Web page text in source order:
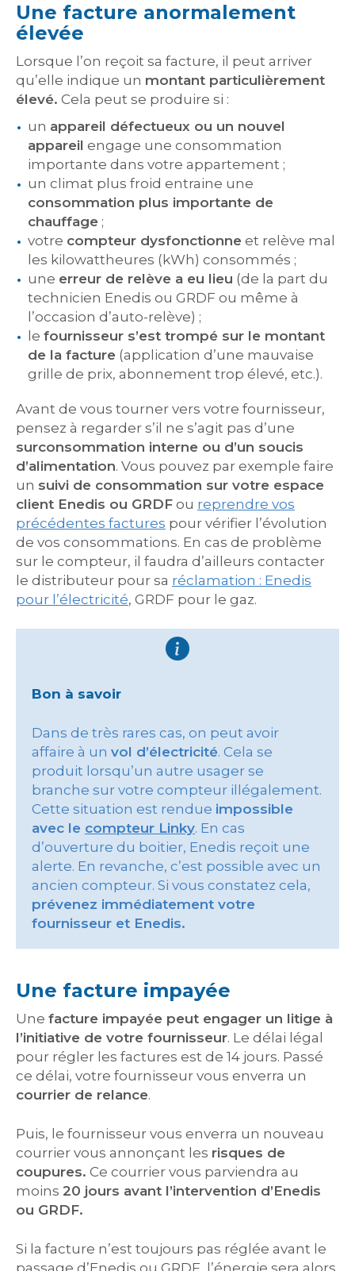
Une facture anormalement
élevée
Lorsque l’on reçoit sa facture, il peut arriver
qu’elle indique un montant particulièrement
élevé. Cela peut se produire si :
un appareil défectueux ou un nouvel
appareil engage une consommation
importante dans votre appartement ;
un climat plus froid entraine une
consommation plus importante de
chauffage ;
votre compteur dysfonctionne et relève mal
les kilowattheures (kWh) consommés ;
une erreur de relève a eu lieu (de la part du
technicien Enedis ou GRDF ou même à
l’occasion d’auto-relève) ;
le fournisseur s’est trompé sur le montant
de la facture (application d’une mauvaise
grille de prix, abonnement trop élevé, etc.).
Avant de vous tourner vers votre fournisseur,
pensez à regarder s’il ne s’agit pas d’une
surconsommation interne ou d’un soucis
d’alimentation. Vous pouvez par exemple faire
un suivi de consommation sur votre espace
client Enedis ou GRDF ou reprendre vos
précédentes factures pour vérifier l’évolution
de vos consommations. En cas de problème
sur le compteur, il faudra d’ailleurs contacter
le distributeur pour sa réclamation : Enedis
pour l’électricité, GRDF pour le gaz.
Bon à savoir
Dans de très rares cas, on peut avoir
affaire à un vol d’électricité. Cela se
produit lorsqu’un autre usager se
branche sur votre compteur illégalement.
Cette situation est rendue impossible
avec le compteur Linky. En cas
d’ouverture du boitier, Enedis reçoit une
alerte. En revanche, c’est possible avec un
ancien compteur. Si vous constatez cela,
prévenez immédiatement votre
fournisseur et Enedis.
Une facture impayée
Une facture impayée peut engager un litige à
l’initiative de votre fournisseur. Le délai légal
pour régler les factures est de 14 jours. Passé
ce délai, votre fournisseur vous enverra un
courrier de relance.
Puis, le fournisseur vous enverra un nouveau
courrier vous annonçant les risques de
coupures. Ce courrier vous parviendra au
moins 20 jours avant l’intervention d’Enedis
ou GRDF.
Si la facture n’est toujours pas réglée avant le
passage d’Enedis ou GRDF, l’énergie sera alors